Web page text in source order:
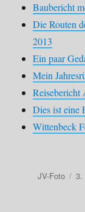
Baubericht
Die Routen
2013
Ein paar
Mein
Reisebericht
Dies ist eine
Wittenbeck
Autor
JV-Foto 3.